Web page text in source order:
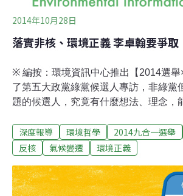
2014年10月28日
落實非核、環境正義 李卓翰要爭取
※ 編按：環境資訊中心推出【2014選舉
了第五大政黨綠黨候選人專訪，非綠黨
題的候選人，究竟有什麼想法、理念，
時分，松山信義區市議員台聯候選人李
的方式，走遍台北市內的象山與虎山。
走出舒適圈 找尋更多可能曾擔任過環
長、非核家園大聯盟執行長，並籌組爸
深度報導 環境哲學 2014九合一選舉
反核
氣候變遷 環境正義